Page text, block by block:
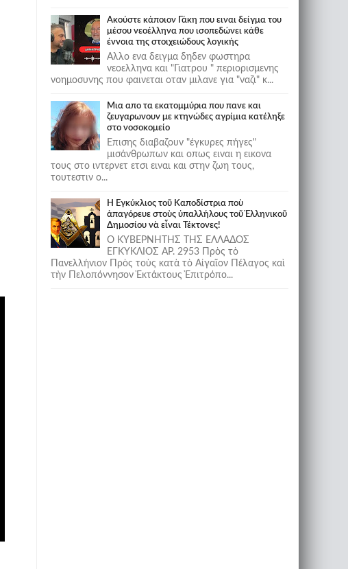
Ακούστε κάποιον Γάκη που ειναι δείγμα του
μέσου νεοέλληνα που ισοπεδώνει κάθε
έννοια της στοιχειώδους λογικής
Αλλο ενα δειγμα δηδεν φωστηρα
νεοελληνα και "Γιατρου " περιορισμενης
νοημοσυνης που φαινεται οταν μιλανε για "ναζι" κ...
Μια απο τα εκατομμύρια που πανε και
ζευγαρωνουν με κτηνώδες αγρίμια κατέληξε
στο νοσοκομείο
Επισης διαβαζουν "έγκυρες πήγες"
μισάνθρωπων και οπως ειναι η εικονα
τους στο ιντερνετ ετσι ειναι και στην ζωη τους,
τουτεστιν ο...
Ἡ Ἐγκύκλιος τοῦ Καποδίστρια ποὺ
ἀπαγόρευε στοὺς ὑπαλλήλους τοῦ Ἑλληνικοῦ
Δημοσίου νὰ εἶναι Τέκτονες!
Ο ΚΥΒΕΡΝΗΤΗΣ ΤΗΣ ΕΛΛΑΔΟΣ
ΕΓΚΥΚΛΙΟΣ ΑΡ. 2953 Πρὸς τὸ
Πανελλήνιον Πρὸς τοὺς κατὰ τὸ Αἰγαῖον Πέλαγος καὶ
τὴν Πελοπόννησον Ἐκτάκτους Ἐπιτρόπο...